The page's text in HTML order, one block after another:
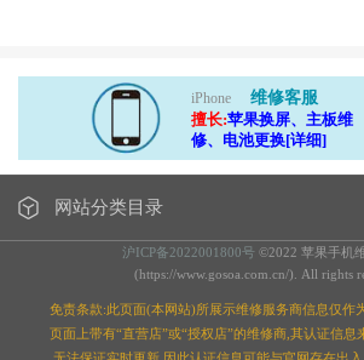
iPhone
维修客服
擅长:苹果换屏、主板维
修、电池更换[详细]
网站分类目录
沪ICP备2022001800号 ©2022 苹果手机
(https://www.gosoa.com.cn/). All rights
免责条款:此页面(本网站)所展示维修服务商信息仅作
页面上带有“直营店”或“授权店”的维修商,其认证信息